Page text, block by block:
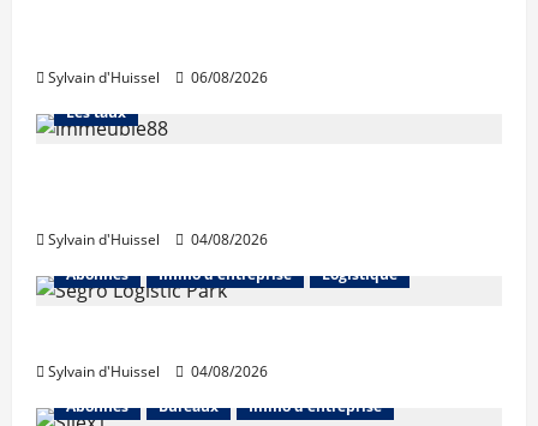
Sylvain d'Huissel 06/08/2026
Abonnés Financement
Les taux
Sylvain d'Huissel
04/08/2026
Abonnés
Immo d'entreprise Logistique
Sylvain d'Huissel
04/08/2026
Abonnés
Bureaux Immo d'entreprise